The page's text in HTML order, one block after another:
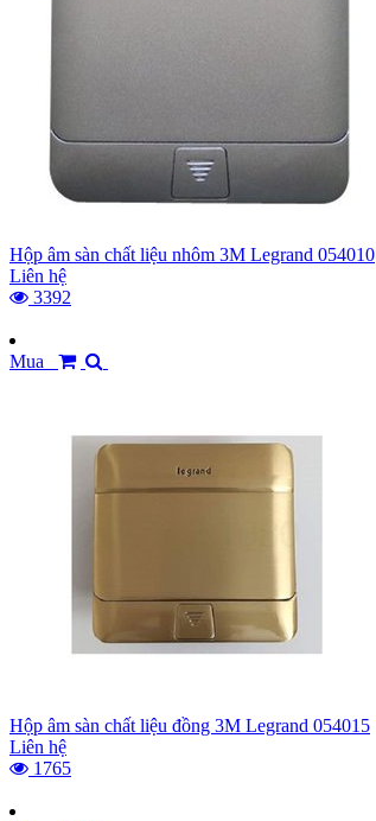
Hộp âm sàn chất liệu nhôm 3M Legrand 054010
Liên hệ
3392
Mua
Hộp âm sàn chất liệu đồng 3M Legrand 054015
Liên hệ
1765